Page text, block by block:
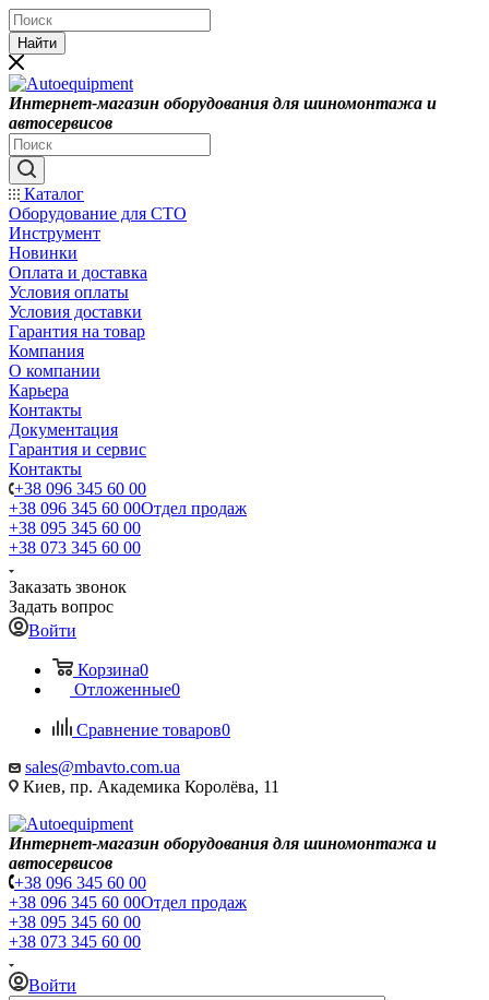
Найти
Интернет-магазин оборудования для шиномонтажа и
автосервисов
Каталог
Оборудование для СТО
Инструмент
Новинки
Оплата и доставка
Условия оплаты
Условия доставки
Гарантия на товар
Компания
О компании
Карьера
Контакты
Документация
Гарантия и сервис
Контакты
+38 096 345 60 00
+38 096 345 60 00Отдел продаж
+38 095 345 60 00
+38 073 345 60 00
Заказать звонок
Задать вопрос
Войти
Корзина0
Отложенные0
Сравнение товаров0
sales@mbavto.com.ua
Киев, пр. Академика Королёва, 11
Интернет-магазин оборудования для шиномонтажа и
автосервисов
+38 096 345 60 00
+38 096 345 60 00Отдел продаж
+38 095 345 60 00
+38 073 345 60 00
Войти